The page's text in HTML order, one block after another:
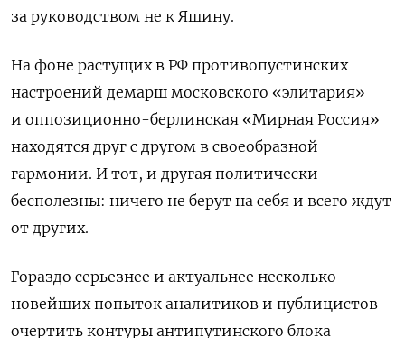
за руководством не к Яшину.
На фоне растущих в РФ противопустинских
настроений демарш московского «элитария»
и оппозиционно-берлинская «Мирная Россия»
находятся друг с другом в своеобразной
гармонии. И тот, и другая политически
бесполезны: ничего не берут на себя и всего ждут
от других.
Гораздо серьезнее и актуальнее несколько
новейших попыток аналитиков и публицистов
очертить контуры антипутинского блока